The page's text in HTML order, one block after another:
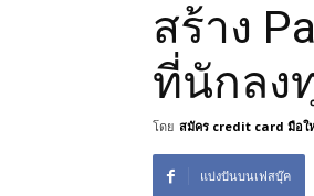
บริการ
ฟรี
สร้าง
ที่นักลง
โดย สมัคร credit card มือใ
แบ่งปันบนเฟสบุ๊ค